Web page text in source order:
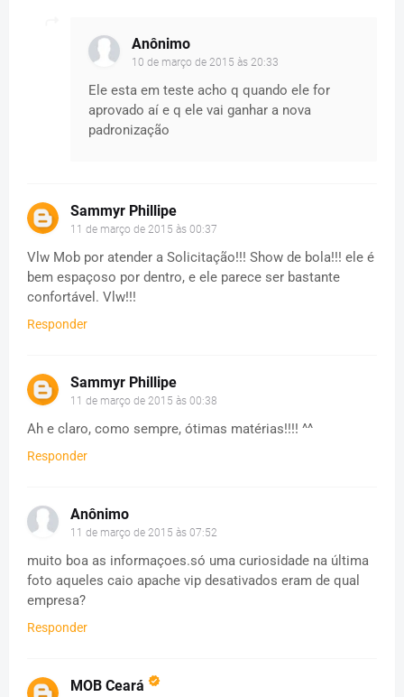
Anônimo
10 de março de 2015 às 20:33
Ele esta em teste acho q quando ele for
aprovado aí e q ele vai ganhar a nova
padronização
Sammyr Phillipe
11 de março de 2015 às 00:37
Vlw Mob por atender a Solicitação!!! Show de bola!!! ele é
bem espaçoso por dentro, e ele parece ser bastante
confortável. Vlw!!!
Responder
Sammyr Phillipe
11 de março de 2015 às 00:38
Ah e claro, como sempre, ótimas matérias!!!! ^^
Responder
Anônimo
11 de março de 2015 às 07:52
muito boa as informaçoes.só uma curiosidade na última
foto aqueles caio apache vip desativados eram de qual
empresa?
Responder
MOB Ceará